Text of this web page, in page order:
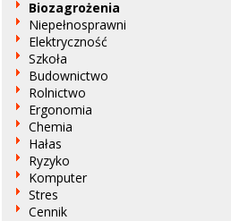
Biozagrożenia
Niepełnosprawni
Elektryczność
Szkoła
Budownictwo
Rolnictwo
Ergonomia
Chemia
Hałas
Ryzyko
Komputer
Stres
Cennik